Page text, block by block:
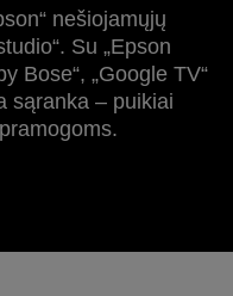
nešiojamųjų
Su „Epson
Bose“, „Google TV“
sąranka – puikiai